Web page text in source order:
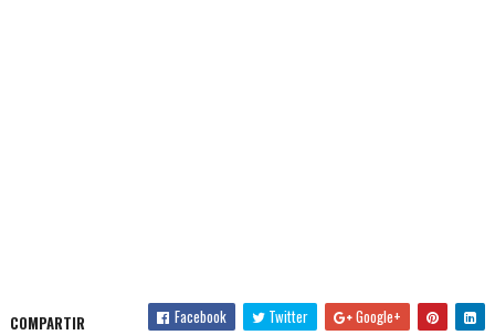
COMPARTIR Facebook Twitter Google+